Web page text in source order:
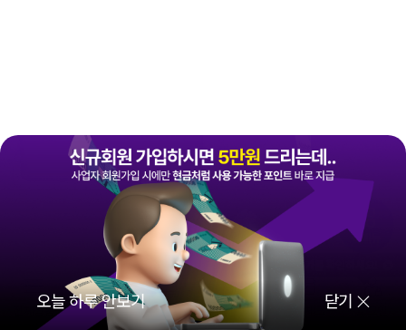
오늘 하루 안보기 닫기
퀵메뉴
전체상품 홈
H
멤버십
N
매장관리
N
출석체크 로그인
로그인하시고 할인가를 확인하세요!